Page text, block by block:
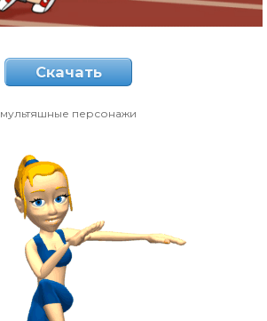
Скачать
мультяшные персонажи